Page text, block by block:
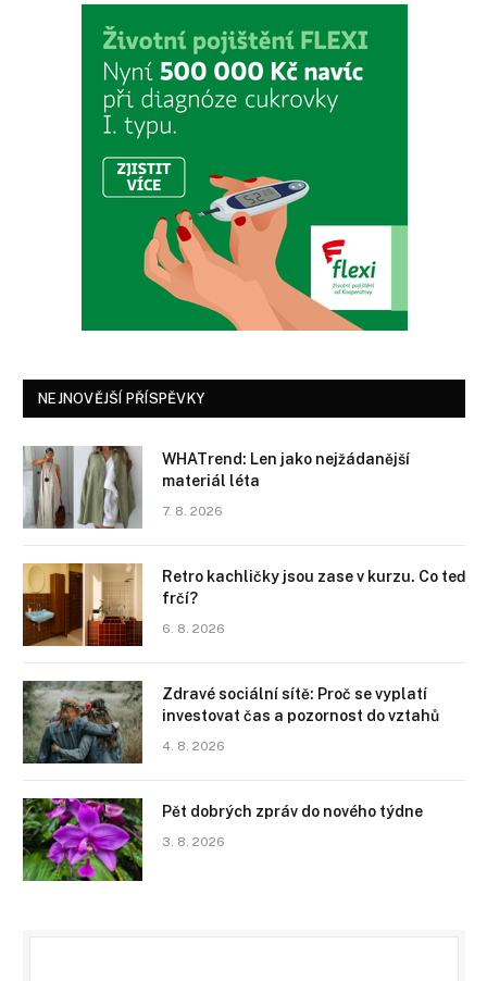
NEJNOVĚJŠÍ PŘÍSPĚVKY
WHATrend: Len jako nejžádanější
materiál léta
7. 8. 2026
Retro kachličky jsou zase v kurzu. Co teď
frčí?
6. 8. 2026
Zdravé sociální sítě: Proč se vyplatí
investovat čas a pozornost do vztahů
4. 8. 2026
Pět dobrých zpráv do nového týdne
3. 8. 2026